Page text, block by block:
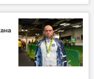
по футболу
Сантуш